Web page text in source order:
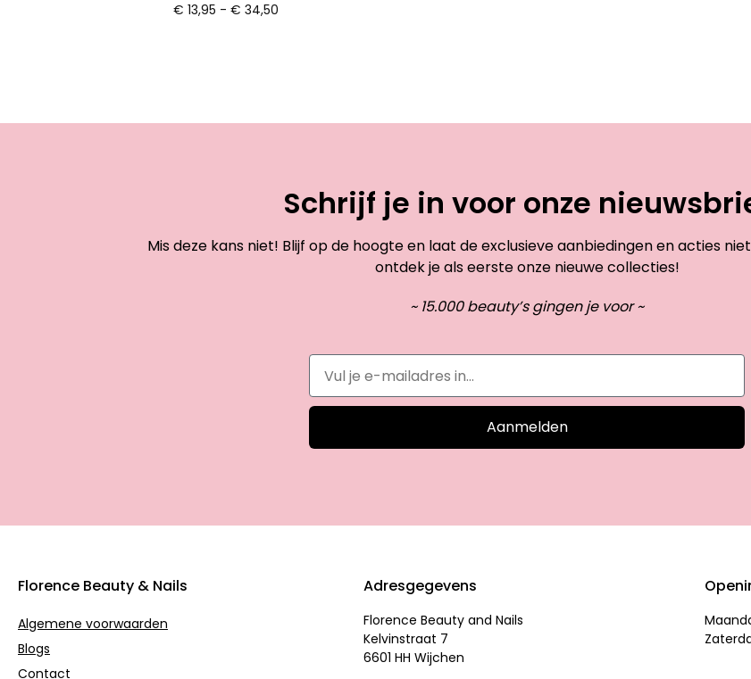
€ 13,95 - € 34,50
Schrijf je in voor onze
Mis deze kans niet! Blijf op de hoogte en laat de exclusieve aanbiedingen en acties
ontdek je als eerste onze nieuwe collecties!
~ 15.000 beauty’s gingen je voor ~
Aanmelden
Florence Beauty & Nails
Algemene voorwaarden
Blogs
Contact
Adresgegevens
Florence Beauty and Nails
Kelvinstraat 7
6601 HH Wijchen